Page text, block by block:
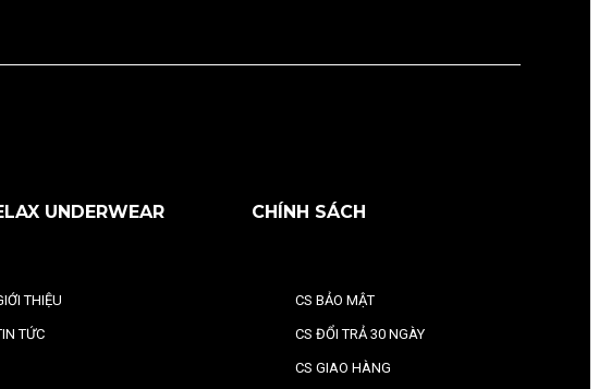
UNDERWEAR
THIỆU
TỨC
CHÍNH SÁCH
CS BẢO MẬT
CS ĐỔI TRẢ 30 NGÀY
CS GIAO HÀNG